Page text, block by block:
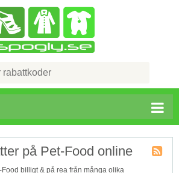
på Pet-Food online
billigt & på rea från många olika